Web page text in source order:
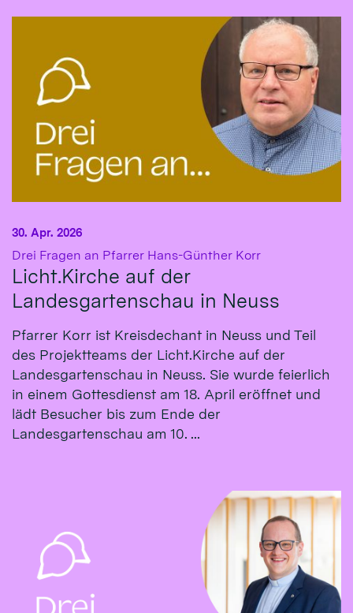
Drei Fragen an Pfarrer Hans-Günther Korr:
Licht.Kirche auf der
Landesgartenschau in Neuss
30. Apr. 2026
Pfarrer Korr ist Kreisdechant in Neuss und Teil
des Projektteams der Licht.Kirche auf der
Landesgartenschau in Neuss. Sie wurde feierlich
in einem Gottesdienst am 18. April eröffnet und
lädt Besucher bis zum Ende der
Landesgartenschau am 10. ...